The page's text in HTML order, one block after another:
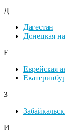
Д
Дагестан
Донецкая
Е
Еврейская
З
И